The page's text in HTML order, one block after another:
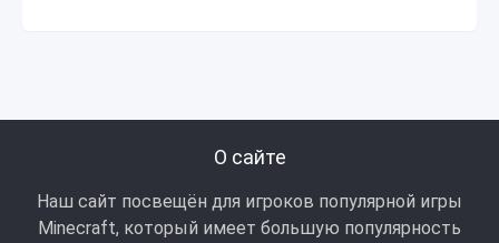
О сайте
Наш сайт посвещён для игроков популярной игры
Minecraft, который имеет большую популярность